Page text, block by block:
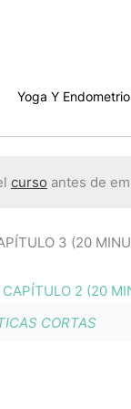
Yoga Y
curso antes de
3 (20
CAPÍTULO 2 (20
CORTAS